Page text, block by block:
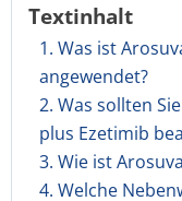
Textinhalt
1. Was ist
angewendet?
2. Was sollten
plus Ezetimib
3. Wie ist
4. Welche